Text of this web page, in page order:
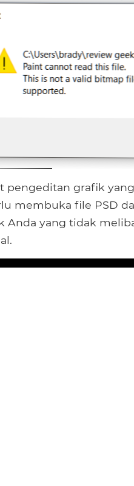
pengeditan grafik
membuka file PSD
Anda yang tidak